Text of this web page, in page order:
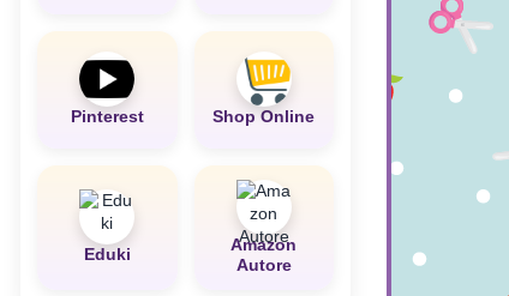
Pinterest Shop Online
Eduki
Amazon
Autore